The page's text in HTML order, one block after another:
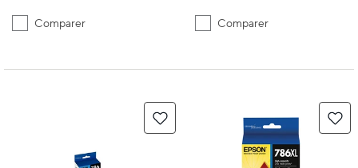
Comparer Comparer